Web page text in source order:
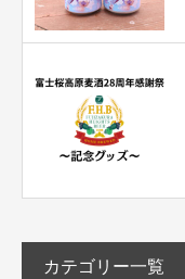
カテゴリー一覧